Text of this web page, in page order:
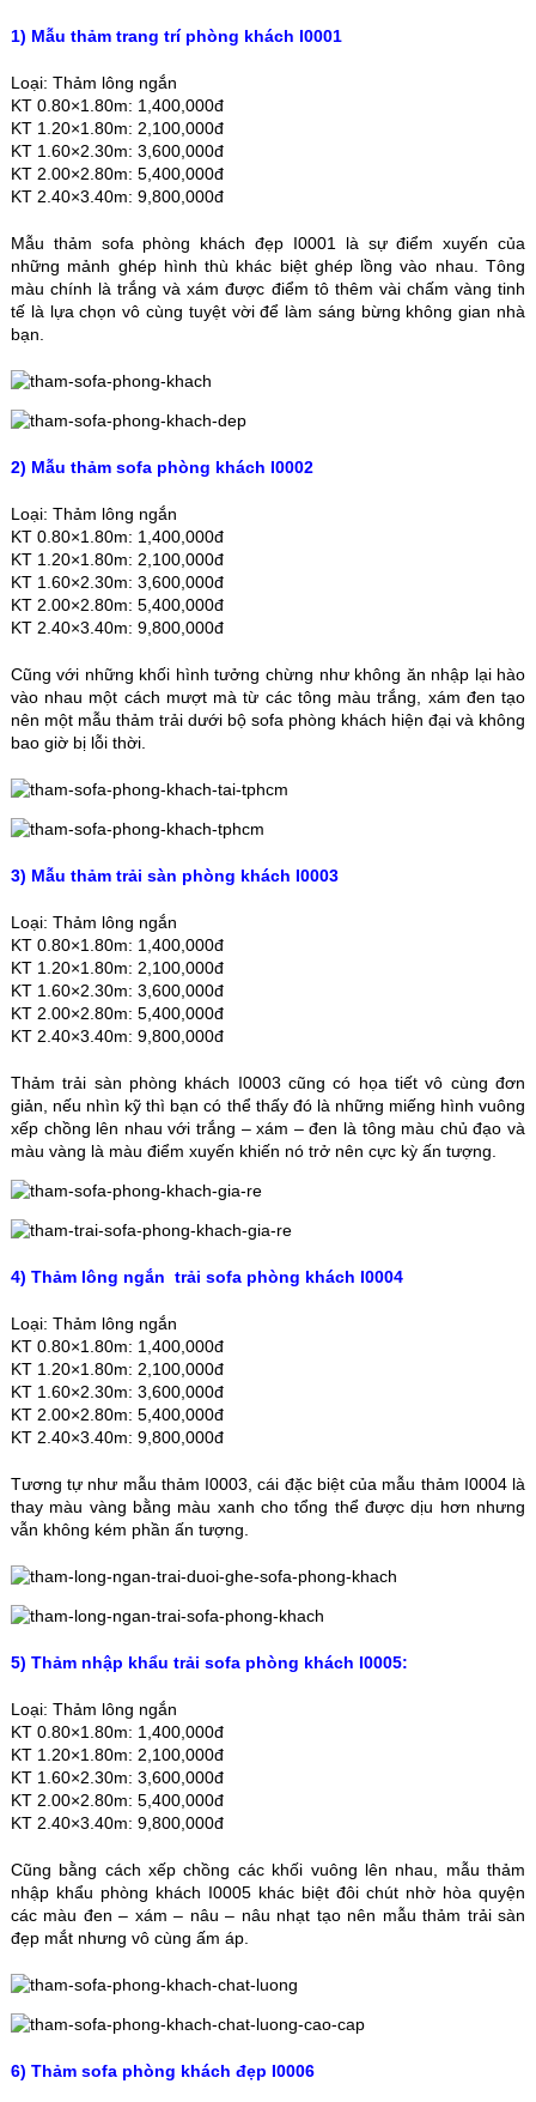
1) Mẫu thảm trang trí phòng khách I0001
Loại: Thảm lông ngắn
KT 0.80×1.80m: 1,400,000đ
KT 1.20×1.80m: 2,100,000đ
KT 1.60×2.30m: 3,600,000đ
KT 2.00×2.80m: 5,400,000đ
KT 2.40×3.40m: 9,800,000đ
Mẫu thảm sofa phòng khách đẹp I0001 là sự điểm xuyến của
những mảnh ghép hình thù khác biệt ghép lồng vào nhau. Tông
màu chính là trắng và xám được điểm tô thêm vài chấm vàng tinh
tế là lựa chọn vô cùng tuyệt vời để làm sáng bừng không gian nhà
bạn.
2) Mẫu thảm sofa phòng khách I0002
Loại: Thảm lông ngắn
KT 0.80×1.80m: 1,400,000đ
KT 1.20×1.80m: 2,100,000đ
KT 1.60×2.30m: 3,600,000đ
KT 2.00×2.80m: 5,400,000đ
KT 2.40×3.40m: 9,800,000đ
Cũng với những khối hình tưởng chừng như không ăn nhập lại hào
vào nhau một cách mượt mà từ các tông màu trắng, xám đen tạo
nên một mẫu thảm trải dưới bộ sofa phòng khách hiện đại và không
bao giờ bị lỗi thời.
3) Mẫu thảm trải sàn phòng khách I0003
Loại: Thảm lông ngắn
KT 0.80×1.80m: 1,400,000đ
KT 1.20×1.80m: 2,100,000đ
KT 1.60×2.30m: 3,600,000đ
KT 2.00×2.80m: 5,400,000đ
KT 2.40×3.40m: 9,800,000đ
Thảm trải sàn phòng khách I0003 cũng có họa tiết vô cùng đơn
giản, nếu nhìn kỹ thì bạn có thể thấy đó là những miếng hình vuông
xếp chồng lên nhau với trắng – xám – đen là tông màu chủ đạo và
màu vàng là màu điểm xuyến khiến nó trở nên cực kỳ ấn tượng.
4) Thảm lông ngắn trải sofa phòng khách I0004
Loại: Thảm lông ngắn
KT 0.80×1.80m: 1,400,000đ
KT 1.20×1.80m: 2,100,000đ
KT 1.60×2.30m: 3,600,000đ
KT 2.00×2.80m: 5,400,000đ
KT 2.40×3.40m: 9,800,000đ
Tương tự như mẫu thảm I0003, cái đặc biệt của mẫu thảm I0004 là
thay màu vàng bằng màu xanh cho tổng thể được dịu hơn nhưng
vẫn không kém phần ấn tượng.
5) Thảm nhập khẩu trải sofa phòng khách I0005:
Loại: Thảm lông ngắn
KT 0.80×1.80m: 1,400,000đ
KT 1.20×1.80m: 2,100,000đ
KT 1.60×2.30m: 3,600,000đ
KT 2.00×2.80m: 5,400,000đ
KT 2.40×3.40m: 9,800,000đ
Cũng bằng cách xếp chồng các khối vuông lên nhau, mẫu thảm
nhập khẩu phòng khách I0005 khác biệt đôi chút nhờ hòa quyện
các màu đen – xám – nâu – nâu nhạt tạo nên mẫu thảm trải sàn
đẹp mắt nhưng vô cùng ấm áp.
6) Thảm sofa phòng khách đẹp I0006